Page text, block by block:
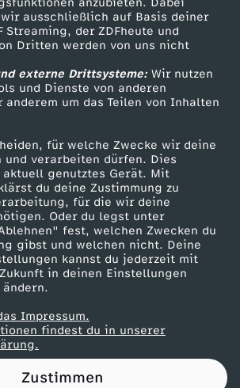
anzubieten. Dabei
ausschließlich auf Basis deiner
Streaming, der ZDFheute und
Dritten werden von uns nicht
externe Drittsysteme:Wir nutzen
und Dienste von anderen
um das Teilen von Inhalten
für welche Zwecke wir deine
und verarbeiten dürfen. Dies
genutztes Gerät. Mit
du deine Zustimmung zu
für die wir deine
Oder du legst unter
fest, welchen Zwecken du
gibst und welchen nicht. Deine
kannst du jederzeit mit
in deinen Einstellungen
Impressum.
findest du in unserer
Zustimmen